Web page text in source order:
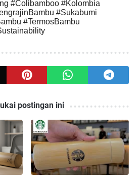
#Colibamboo #Kolombia
#Sukabumi
#TermosBambu
postingan ini